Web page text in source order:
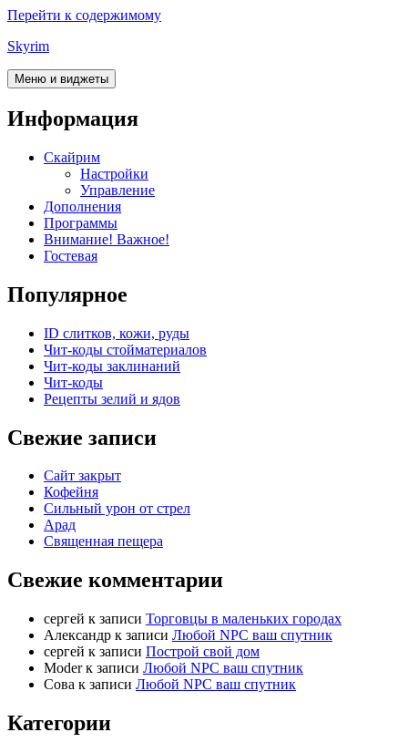
Перейти к содержимому
Skyrim
Меню и виджеты
Информация
Скайрим
Настройки
Управление
Дополнения
Программы
Внимание! Важное!
Гостевая
Популярное
ID слитков, кожи, руды
Чит-коды стойматериалов
Чит-коды заклинаний
Чит-коды
Рецепты зелий и ядов
Свежие записи
Сайт закрыт
Кофейня
Cильный урон от стрел
Арад
Священная пещера
Свежие комментарии
cергей к записи Торговцы в маленьких городах
Александр к записи Любой NPC ваш спутник
cергей к записи Построй свой дом
Moderк записи Любой NPC ваш спутник
Сова к записи Любой NPC ваш спутник
Категории